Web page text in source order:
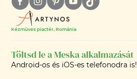
Kézműves piactér, Románia
Töltsd le a Meska alkalmazását
Android-os és iOS-es telefonodra is!